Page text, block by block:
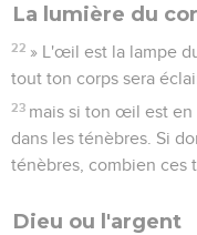
La lumière du
22 » L'œil est la lampe
tout ton corps sera
23 mais si ton œil est en
dans les ténèbres. Si
ténèbres, combien ces
Dieu ou l'argent